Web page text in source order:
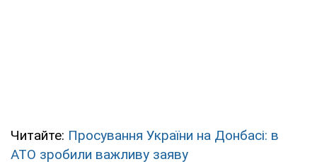
Читайте: Просування України на Донбасі: в
АТО зробили важливу заяву